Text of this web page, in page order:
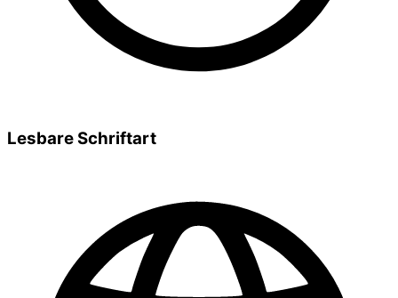
Lesbare Schriftart